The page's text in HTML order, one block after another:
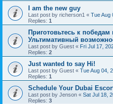
I am the new guy
Last post by richerson1 « Tue Aug
Replies: 1
Приготовьтесь к победам
Ультимативный
Last post by Guest « Fri Jul 17,
Replies: 2
Just wanted to say Hi!
Last post by Guest « Tue Aug 04,
Replies: 1
Schedule Your Dubai
Last post by Jenson « Sat Jul 18,
Replies: 3